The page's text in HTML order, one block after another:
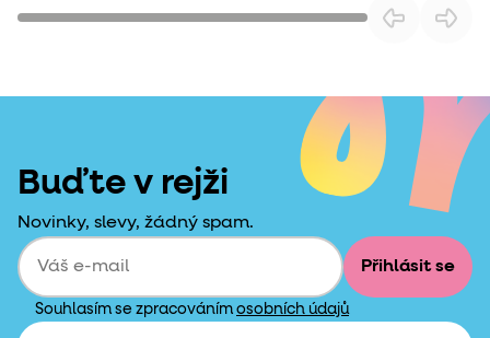
Buďte v rejži
Novinky, slevy, žádný spam.
Přihlásit se
Souhlasím se zpracováním osobních údajů